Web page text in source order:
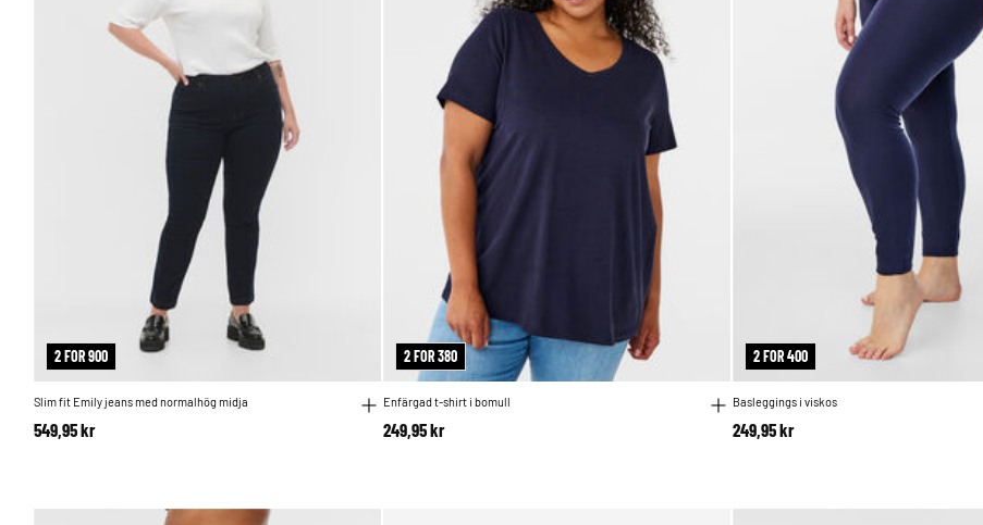
2 FOR 900
Slim fit Emily jeans med normalhög midja
549,95 kr
2 FOR 380
Enfärgad t-shirt i bomull
249,95 kr
2 FOR 400
Basleggings i viskos
249,95 kr